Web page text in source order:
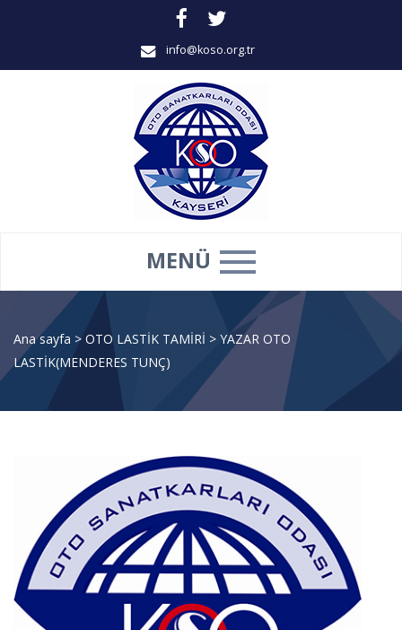
info@koso.org.tr
MENÜ
Ana sayfa > OTO LASTİK TAMİRİ > YAZAR OTO
LASTİK(MENDERES TUNÇ)